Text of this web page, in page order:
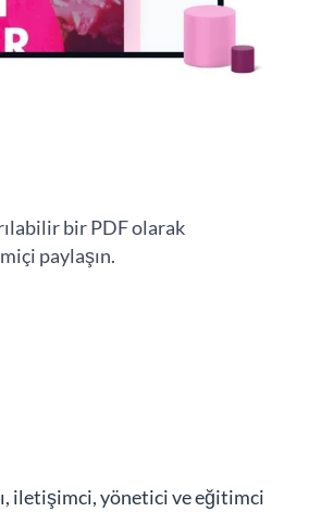
bir PDF olarak
paylaşın.
iletişimci, yönetici ve eğitimci